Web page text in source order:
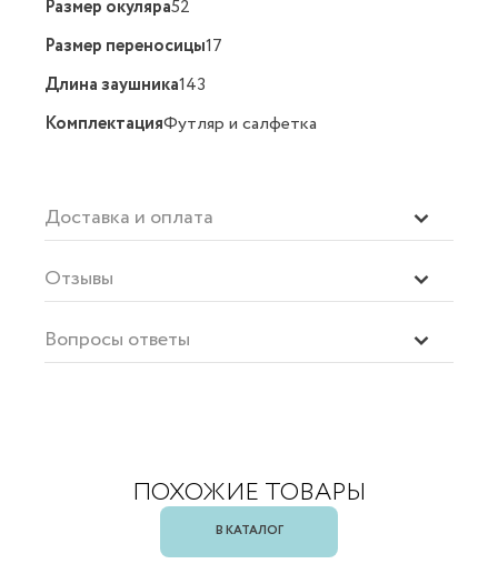
Размер окуляра52
Размер переносицы17
Длина заушника143
КомплектацияФутляр и салфетка
Доставка и оплата
Отзывы
Вопросы ответы
ПОХОЖИЕ ТОВАРЫ
В КАТАЛОГ